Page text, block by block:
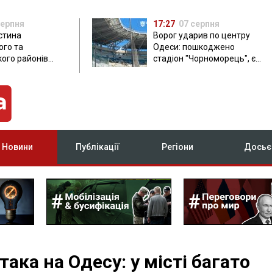
та
районів
17:27 07 серпня
Ворог ударив по центру
Одеси: пошкоджено
стадіон "Чорноморець", є
Новини Публікації Регіони Досьє
на Одесу: у місті багато